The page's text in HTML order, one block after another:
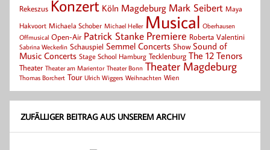
Rekeszus Konzert Köln Magdeburg Mark Seibert Maya
Hakvoort Michaela Schober Michael Heller Musical Oberhausen
Offmusical Open-Air Patrick Stanke Premiere Roberta Valentini
Sabrina Weckerlin Schauspiel Semmel Concerts Show Sound of
Music Concerts Stage School Hamburg Tecklenburg The 12 Tenors
Theater Theater am Marientor Theater Bonn Theater Magdeburg
Thomas Borchert Tour Ulrich Wiggers Weihnachten Wien
ZUFÄLLIGER BEITRAG AUS UNSEREM ARCHIV